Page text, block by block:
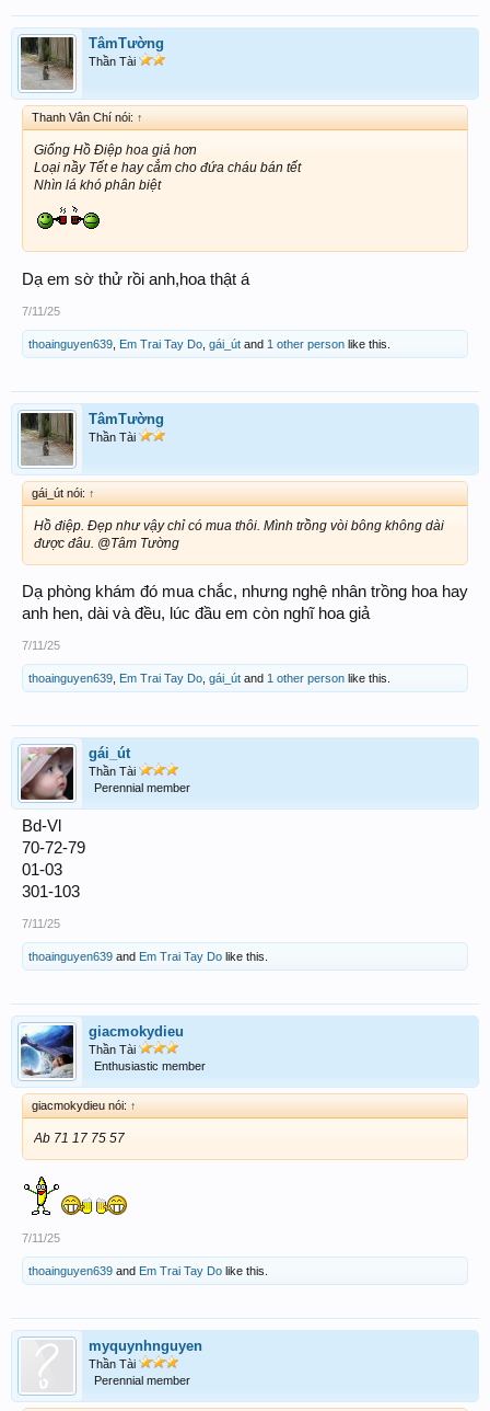
TâmTường
Thần Tài
Thanh Vân Chí nói: ↑
Giống Hồ Điệp hoa giả hơn
Loại nầy Tết e hay cẳm cho đứa cháu bán tết
Nhìn lá khó phân biệt
Dạ em sờ thử rồi anh,hoa thật á
7/11/25
thoainguyen639 Em Trai Tay Do gái_út and 1 other person like this.
TâmTường
Thần Tài
gái_út nói: ↑
Hồ điệp. Đẹp như vậy chỉ có mua thôi. Mình trồng vòi bông không dài
được đâu. @Tâm Tường
Dạ phòng khám đó mua chắc, nhưng nghệ nhân trồng hoa hay
anh hen, dài và đều, lúc đầu em còn nghĩ hoa giả
7/11/25
thoainguyen639, Em Trai Tay Do, gái_út and 1 other person like this.
gái_út
Thần Tài
Perennial member
Bd-Vl
70-72-79
01-03
301-103
7/11/25
thoainguyen639 and Em Trai Tay Do like this.
giacmokydieu
Thần Tài
Enthusiastic member
giacmokydieu nói: ↑
Ab 71 17 75 57
7/11/25
thoainguyen639 and Em Trai Tay Do like this.
myquynhnguyen
Thần Tài
Perennial member